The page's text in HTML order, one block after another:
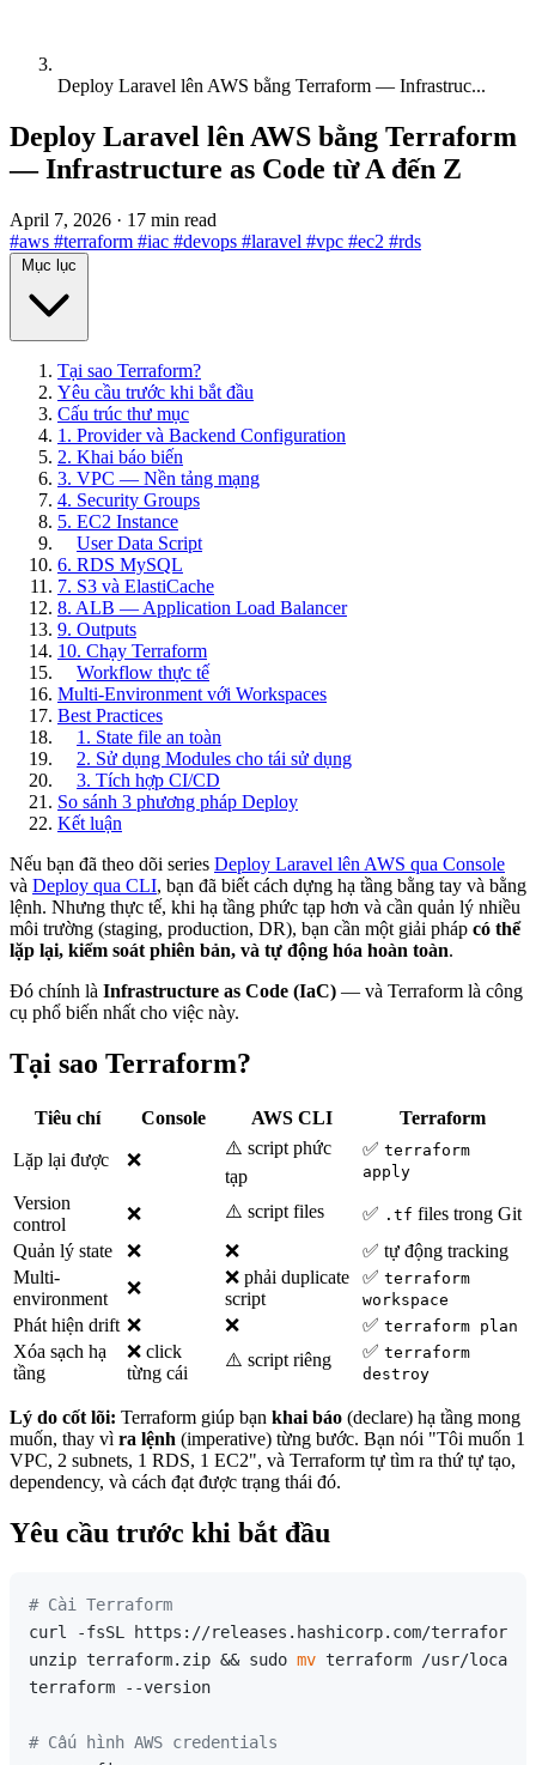
Deploy Laravel lên AWS bằng Terraform — Infrastruc...
Deploy Laravel lên AWS bằng Terraform
— Infrastructure as Code từ A đến Z
April 7, 2026 · 17 min read
#aws #terraform #iac #devops #laravel #vpc #ec2 #rds
Mục lục
Tại sao Terraform?
Yêu cầu trước khi bắt đầu
Cấu trúc thư mục
1. Provider và Backend Configuration
2. Khai báo biến
3. VPC — Nền tảng mạng
4. Security Groups
5. EC2 Instance
User Data Script
6. RDS MySQL
7. S3 và ElastiCache
8. ALB — Application Load Balancer
9. Outputs
10. Chạy Terraform
Workflow thực tế
Multi-Environment với Workspaces
Best Practices
1. State file an toàn
2. Sử dụng Modules cho tái sử dụng
3. Tích hợp CI/CD
So sánh 3 phương pháp Deploy
Kết luận
Nếu bạn đã theo dõi series Deploy Laravel lên AWS qua Console
và Deploy qua CLI, bạn đã biết cách dựng hạ tầng bằng tay và bằng
lệnh. Nhưng thực tế, khi hạ tầng phức tạp hơn và cần quản lý nhiều
môi trường (staging, production, DR), bạn cần một giải pháp có thể
lặp lại, kiểm soát phiên bản, và tự động hóa hoàn toàn.
Đó chính là Infrastructure as Code (IaC) — và Terraform là công
cụ phổ biến nhất cho việc này.
Tại sao Terraform?
Tiêu chí Console AWS CLI Terraform
Lặp lại được ❌
⚠️ script phức
tạp
✅ terraform
apply
Version
control
❌ ⚠️ script files ✅ .tf files trong Git
Quản lý state
❌ ❌
✅ tự động tracking
Multi-
environment
❌
❌ phải duplicate
script
✅ terraform
workspace
Phát hiện drift ❌ ❌ ✅ terraform plan
Xóa sạch hạ
tầng
❌ click
từng cái
⚠️ script riêng ✅ terraform
destroy
Lý do cốt lõi: Terraform giúp bạn khai báo (declare) hạ tầng mong
muốn, thay vì ra lệnh (imperative) từng bước. Bạn nói "Tôi muốn 1
VPC, 2 subnets, 1 RDS, 1 EC2", và Terraform tự tìm ra thứ tự tạo,
dependency, và cách đạt được trạng thái đó.
Yêu cầu trước khi bắt đầu
# Cài Terraform
curl -fsSL https://releases.hashicorp.com/terraform/
unzip terraform.zip && sudo mv terraform /usr/local/
terraform --version
# Cấu hình AWS credentials